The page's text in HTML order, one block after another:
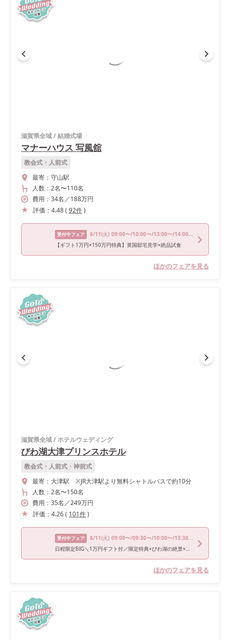
滋賀県全域/結婚式場
マナーハウス 写風舘
教会式・人前式
最寄： 守山駅
人数： 2名〜110名
費用： 34名 ／188万円
評価： 4.48( 92件)
受付中フェア 8/11(火) 09:00〜/10:00〜/13:00〜/14:00〜/15:00〜
【ギフト1万円×150万円特典】英国邸宅見学×絶品試食
ほかのフェアを見る
滋賀県全域/ホテルウェディング
びわ湖大津プリンスホテル
教会式・人前式・神前式
最寄： 大津駅 ※JR大津駅より無料シャトルバスで約10分
人数： 2名〜150名
費用： 35名 ／249万円
評価： 4.26( 101件)
受付中フェア 8/11(火) 09:00〜/09:30〜/10:00〜/13:30〜/16:30〜
日程限定BIG＼1万円ギフト付／限定特典×びわ湖の絶景×絶品試食
ほかのフェアを見る